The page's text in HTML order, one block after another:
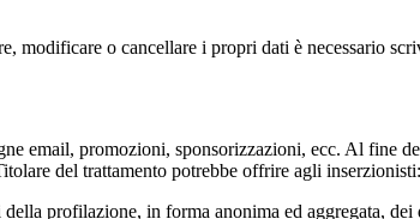
modificare o cancellare i propri dati è necessario
email, promozioni, sponsorizzazioni, ecc. Al
del trattamento potrebbe offrire agli inserzionisti:
profilazione, in forma anonima ed aggregata, dei